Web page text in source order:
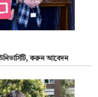
করুন আবেদন